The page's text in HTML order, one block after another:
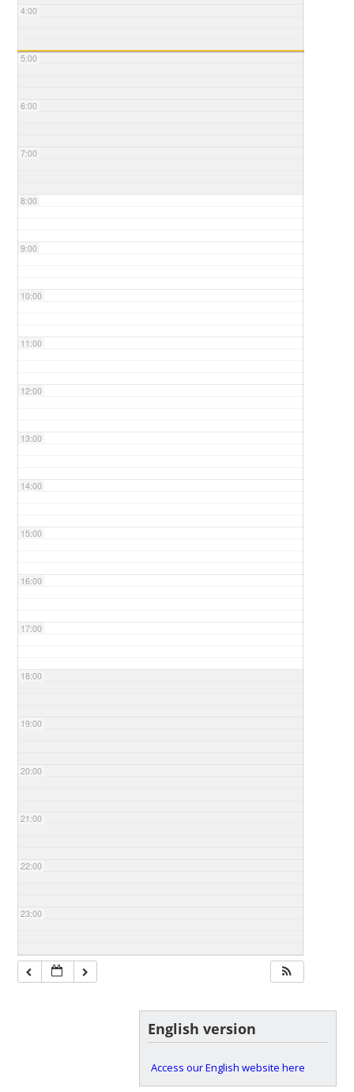
4:00
5:00
6:00
7:00
8:00
9:00
10:00
11:00
12:00
13:00
14:00
15:00
16:00
17:00
18:00
19:00
20:00
21:00
22:00
23:00
English version
Access our English website here